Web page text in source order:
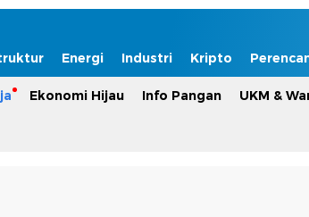
Energi Industri Kripto
Ekonomi Hijau Info Pangan UKM &